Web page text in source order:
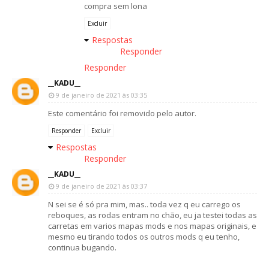
compra sem lona
Excluir
Respostas
Responder
Responder
__KADU__
9 de janeiro de 2021 às 03:35
Este comentário foi removido pelo autor.
Responder Excluir
Respostas
Responder
__KADU__
9 de janeiro de 2021 às 03:37
N sei se é só pra mim, mas.. toda vez q eu carrego os
reboques, as rodas entram no chão, eu ja testei todas as
carretas em varios mapas mods e nos mapas originais, e
mesmo eu tirando todos os outros mods q eu tenho,
continua bugando.